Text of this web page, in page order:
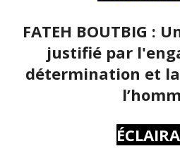
FATEH BOUTBIG :
justifié par
détermination et